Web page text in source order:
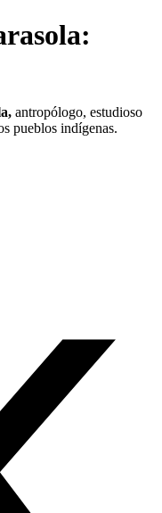
antropólogo, estudioso
pueblos indígenas.